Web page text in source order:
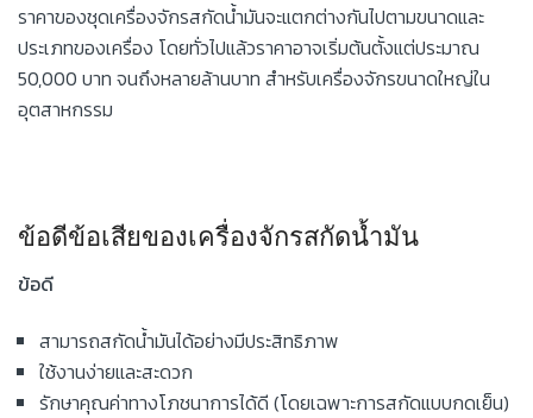
ราคาของชุดเครื่องจักรสกัดน้ำมันจะแตกต่างกันไปตามขนาดและ
ประเภทของเครื่อง โดยทั่วไปแล้วราคาอาจเริ่มต้นตั้งแต่ประมาณ
50,000 บาท จนถึงหลายล้านบาท สำหรับเครื่องจักรขนาดใหญ่ใน
อุตสาหกรรม
ข้อดีข้อเสียของเครื่องจักรสกัดน้ำมัน
ข้อดี
สามารถสกัดน้ำมันได้อย่างมีประสิทธิภาพ
ใช้งานง่ายและสะดวก
รักษาคุณค่าทางโภชนาการได้ดี (โดยเฉพาะการสกัดแบบกดเย็น)